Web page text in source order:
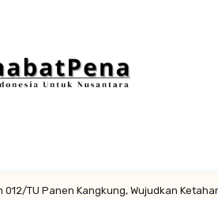
012/TU Panen Kangkung, Wujudkan